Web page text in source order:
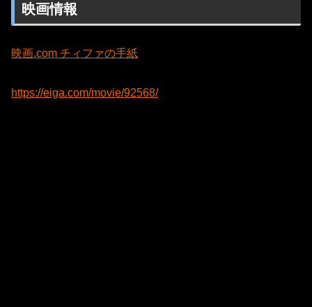
映画情報
映画.com チィファの手紙
https://eiga.com/movie/92568/